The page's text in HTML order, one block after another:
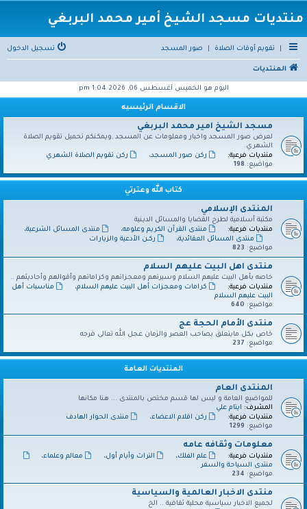
منتديات مسجد الشيخ أمير محمد البربغي
تقويم أوقات الصلاة صور المسجد تسجيل الدخول
المنتديات
اليوم هو الخميس أغسطس 06, 2026 1:04 pm
الاقسام الرئيسيه
مسجد الشيخ امير محمد البربغي
لعرض صور المسجد واخبار ومعلومات عن المسجد ,ويمكنكم تحميل تقويم الصلاة
الشهري.
منتديات فرعية:
ركن صور المسجد،
ركن تقويم الصلاة الشهري
مواضيع: 198
كتاب الله وعترتي
المنتدى الإسلامي
مكتبة أسلامية لطرح القضايا والمسائل الدينية
منتديات فرعية:
منتدى القرآن الكريم وعلومه، منتدى المسائل الشرعية،
منتدى المسائل العقائدية،
ركــن الأدعية والزيارات
مواضيع: 823
منتدى اهل البيت عليهم السلام
خاصه بأهل البيت عليهم السلام وسيرتهم ومعجزاتهم وكراماتهم وأقوالهم وأحاديثهم ..
منتديات فرعية:
كرامات ومعجزات أهل البيت عليهم السلام،
مناسبات أهل
البيت عليهم السلام
مواضيع: 640
منتدى الأمام الحجة عج
خاص بكل مايتعلق بصاحب العصر والزمان عجل الله تعالى فرجه
مواضيع: 237
المنتديات العامة
المنتدى العام
للمواضيع العامة و ليس لها قسم مختص بالمنتدى ... هنا مكانها
المشرف: ايتام علي
منتديات فرعية:
ركن اقلام الاعضاء،
منتدى الحوار الهادف
مواضيع: 1299
معلومات وثقافه عامه
منتديات فرعية: علم الفلك، التراث وأيام أول، معالم وعلماء،
منتدى السياحة والسفر
مواضيع: 234
منتدى الاخبار العالمية والسياسية
لجميع الاخبار سياسية محلية ثقافية .. الخ